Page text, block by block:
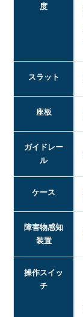
度
スラット
座板
ガイドレー
ル
ケース
障害物感知
装置
操作スイッ
チ